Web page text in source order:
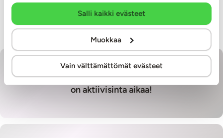
Salli kaikki evästeet
Muokkaa
Vain välttämättömät evästeet
Näin usein suomalainen harrastaa seksiä - kesä
on aktiivisinta aikaa!